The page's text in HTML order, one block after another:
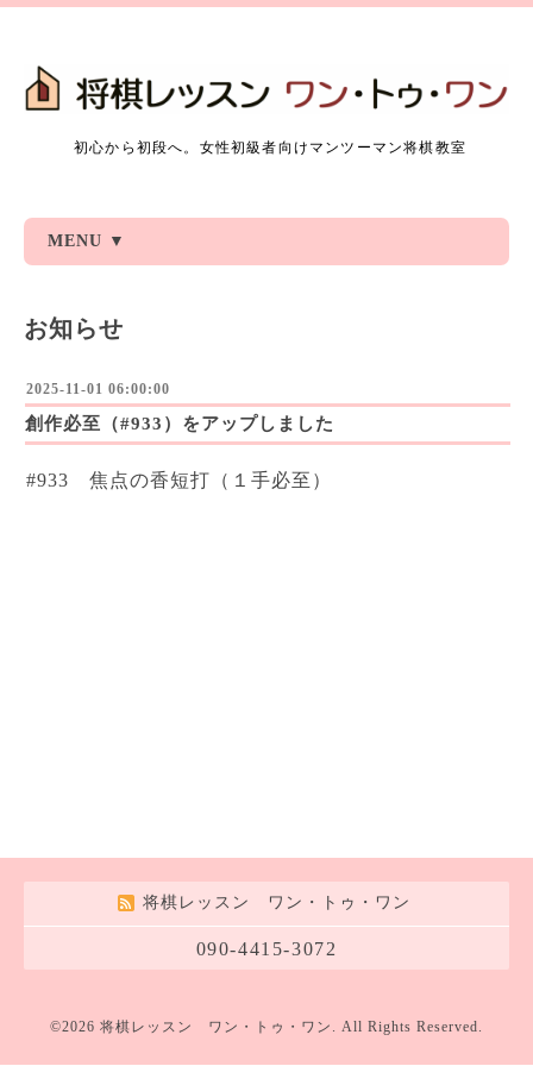
初心から初段へ。女性初級者向けマンツーマン将棋教室
MENU ▼
お知らせ
2025-11-01 06:00:00
創作必至（#933）をアップしました
#933 焦点の香短打（１手必至）
将棋レッスン ワン・トゥ・ワン
090-4415-3072
©2026 将棋レッスン ワン・トゥ・ワン . All Rights Reserved.